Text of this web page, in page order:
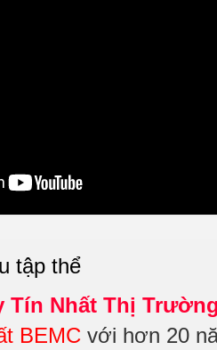
Tín Nhất Thị Trường
BEMC với hơn 20